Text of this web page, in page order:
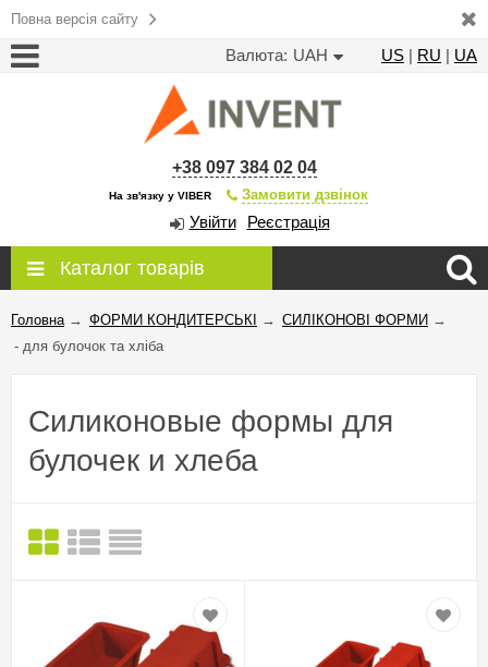
Повна версія сайту
Валюта: UAH US | RU | UA
+38 097 384 02 04
На зв'язку у VIBER Замовити дзвінок
Увійти Реєстрація
Каталог товарів
Головна → ФОРМИ КОНДИТЕРСЬКІ → СИЛІКОНОВІ ФОРМИ →
- для булочок та хліба
Силиконовые формы для
булочек и хлеба